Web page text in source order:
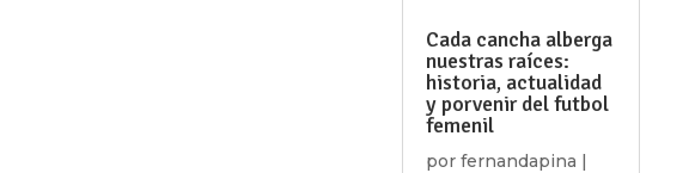
Cada cancha alberga
nuestras raíces:
historia, actualidad
y porvenir del futbol
femenil
por fernandapina |